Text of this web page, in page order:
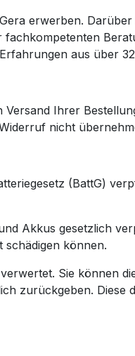
erwerben.
fachkompetenten
aus über
Ihrer
nicht
(BattG)
Akkus gesetzlich
schädigen können.
Sie können
zurückgeben.